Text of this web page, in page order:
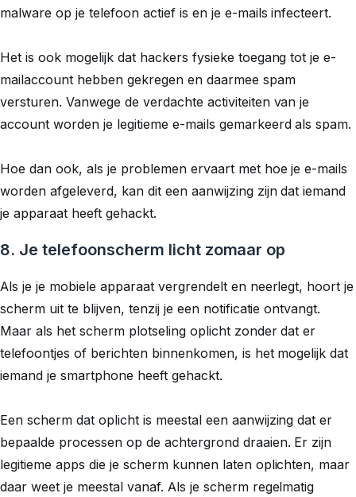
malware op je telefoon actief is en je e-mails infecteert.
Het is ook mogelijk dat hackers fysieke toegang tot je e-
mailaccount hebben gekregen en daarmee spam
versturen. Vanwege de verdachte activiteiten van je
account worden je legitieme e-mails gemarkeerd als spam.
Hoe dan ook, als je problemen ervaart met hoe je e-mails
worden afgeleverd, kan dit een aanwijzing zijn dat iemand
je apparaat heeft gehackt.
8. Je telefoonscherm licht zomaar op
Als je je mobiele apparaat vergrendelt en neerlegt, hoort je
scherm uit te blijven, tenzij je een notificatie ontvangt.
Maar als het scherm plotseling oplicht zonder dat er
telefoontjes of berichten binnenkomen, is het mogelijk dat
iemand je smartphone heeft gehackt.
Een scherm dat oplicht is meestal een aanwijzing dat er
bepaalde processen op de achtergrond draaien. Er zijn
legitieme apps die je scherm kunnen laten oplichten, maar
daar weet je meestal vanaf. Als je scherm regelmatig